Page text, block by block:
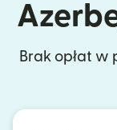
Brak opłat